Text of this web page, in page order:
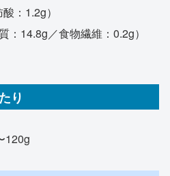
：1.2g）
：14.8g／食物繊維：0.2g）
り
120g